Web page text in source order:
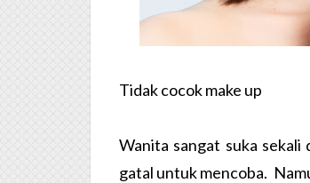
Tidak cocok make up
Wanita sangat suka sekali
gatal untuk mencoba.